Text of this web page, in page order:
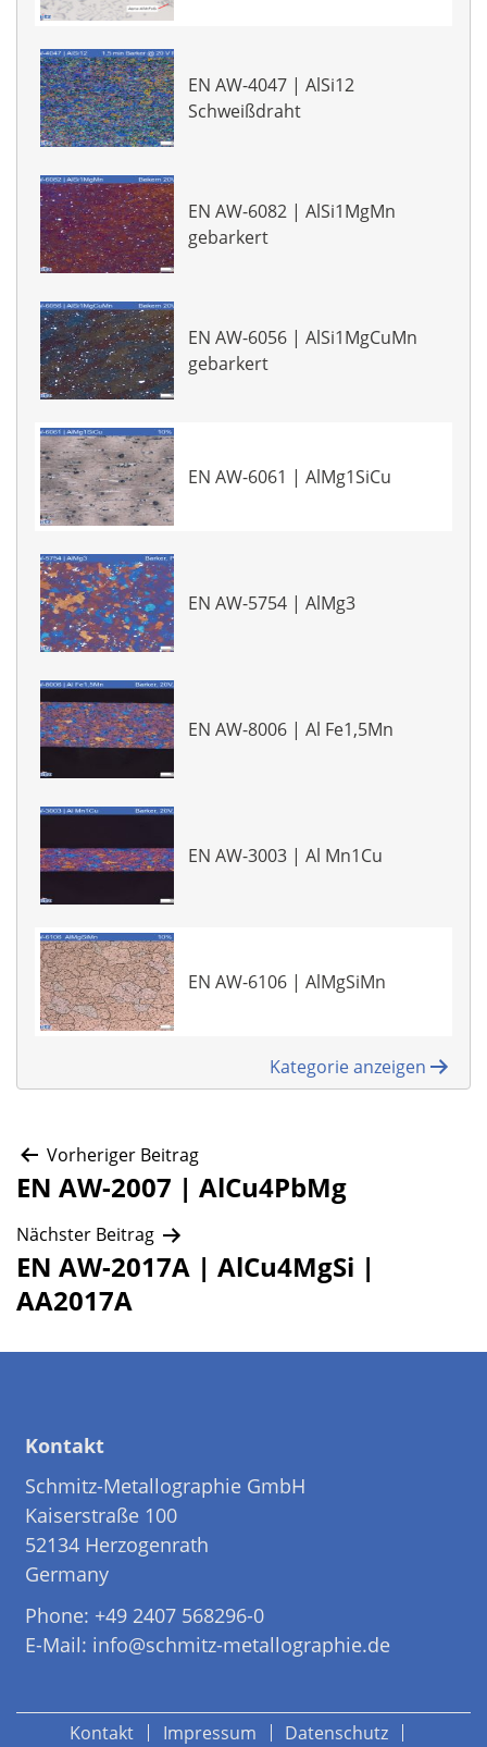
EN AW-4047 | AlSi12
Schweißdraht
EN AW-6082 | AlSi1MgMn
gebarkert
EN AW-6056 | AlSi1MgCuMn
gebarkert
EN AW-6061 | AlMg1SiCu
EN AW-5754 | AlMg3
EN AW-8006 | Al Fe1,5Mn
EN AW-3003 | Al Mn1Cu
EN AW-6106 | AlMgSiMn
Kategorie anzeigen
Beitragsnavigation
Vorheriger Beitrag
EN AW-2007 | AlCu4PbMg
Nächster Beitrag
EN AW-2017A | AlCu4MgSi |
AA2017A
Kontakt
Schmitz-Metallographie GmbH
Kaiserstraße 100
52134 Herzogenrath
Germany
Phone: +49 2407 568296-0
E-Mail: info@schmitz-metallographie.de
Kontakt Impressum Datenschutz